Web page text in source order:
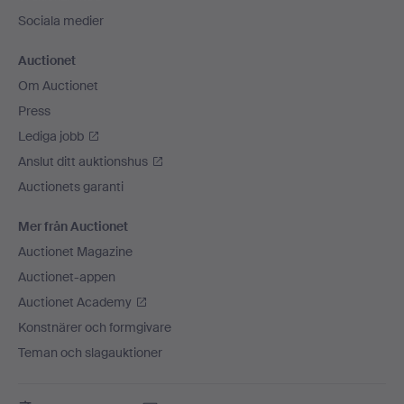
Sociala medier
Auctionet
Om Auctionet
Press
Lediga jobb
Anslut ditt auktionshus
Auctionets garanti
Mer från Auctionet
Auctionet Magazine
Auctionet-appen
Auctionet Academy
Konstnärer och formgivare
Teman och slagauktioner